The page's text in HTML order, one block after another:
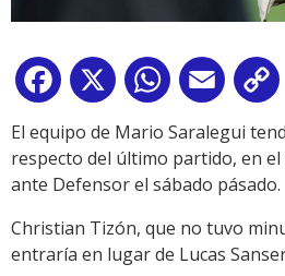
Facebook
X WhatsApp
Email
El equipo de Mario Saralegui
respecto del último partido, en
ante Defensor el sábado pásado.
Christian Tizón, que no tuvo
entraría en lugar de Lucas